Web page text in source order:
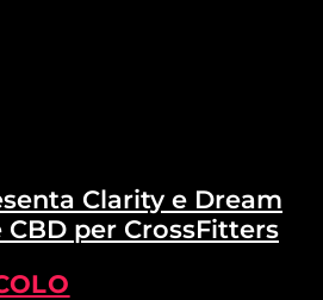
Clarity e Dream
per CrossFitters